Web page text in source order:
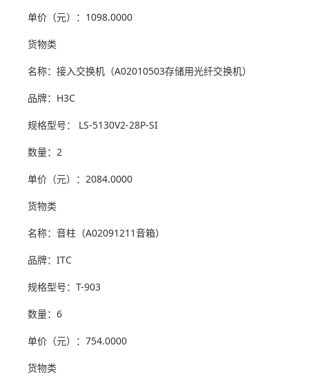
单价（元）：1098.0000
货物类
名称：接入交换机（A02010503存储用光纤交换机）
品牌：H3C
规格型号： LS-5130V2-28P-SI
数量：2
单价（元）：2084.0000
货物类
名称：音柱（A02091211音箱）
品牌：ITC
规格型号：T-903
数量：6
单价（元）：754.0000
货物类